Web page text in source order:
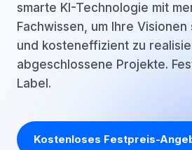
smarte KI-Technologie mit
Fachwissen, um Ihre
und kosteneffizient zu
abgeschlossene Projekte.
Label.
Kostenloses Festpreis-